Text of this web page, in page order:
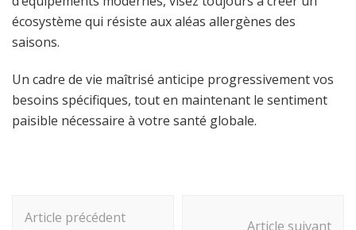
écosystème qui résiste aux aléas allergènes des
saisons.
Un cadre de vie maîtrisé anticipe progressivement vos
besoins spécifiques, tout en maintenant le sentiment
paisible nécessaire à votre santé globale.
Article précédent Article suivant